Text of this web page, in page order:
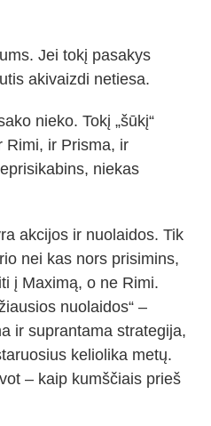
Jei tokį pasakys
akivaizdi netiesa.
nieko. Tokį „šūkį“
Rimi, ir Prisma, ir
niekas
akcijos ir nuolaidos. Tik
nei kas nors prisimins,
į Maximą, o ne Rimi.
nuolaidos“ –
ir suprantama strategija,
keliolika metų.
– kaip kumščiais prieš